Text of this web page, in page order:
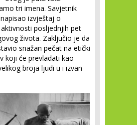
tri imena. Savjetnik
izvještaj o
posljednjih pet
života. Zaključio je da
snažan pečat na etički
koji će prevladati kao
broja ljudi u i izvan